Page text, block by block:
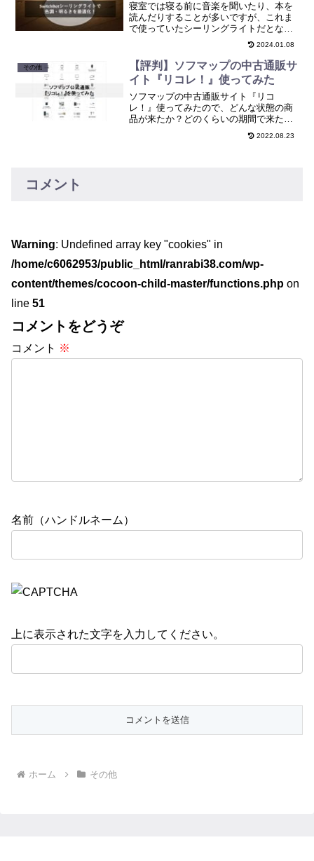
寝室では寝る前に音楽を聞いたり、本を
読んだりすることが多いですが、これま
で使っていたシーリングライトだとなん
だか色味がしっくりこない。全灯と常夜
灯があり、全灯に関しては明るさを調整
できるものの、明るすぎたり暗すぎたり
でうまく調整できず、常夜...
2024.01.08
その他
【評判】ソフマップの中古通販サ
イト『リコレ！』使ってみた
ソフマップの中古通販サイト『リコ
レ！』使ってみたので、どんな状態の商
品が来たか？どのくらいの期間で来たの
か？など評価をまとめました。 2022.08.23
コメント
Warning: Undefined array key "cookies" in
/home/c6062953/public_html/ranrabi38.com/wp-
content/themes/cocoon-child-master/functions.php on
line 51
コメントをどうぞ
コメント ※
名前（ハンドルネーム）
上に表示された文字を入力してください。
ホーム その他